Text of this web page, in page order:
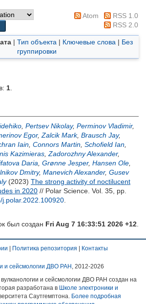
Atom
RSS 1.0
RSS 2.0
| Тип объекта | Ключевые слова | Без
группировки
1
Pertsev Nikolay, Perminov Vladimir,
Egor, Zalcik Mark, Brausch Jay,
Iain Connors Martin Schofield Ian
Kazimieras Zadorozhny Alexander,
Daria Grønne Jesper, Hansen Ole
Dmitry, Manevich Alexander, Gusev
(2023) The strong activity of noctilucent
in 2020 // Polar Science. Vol. 35, pp.
j.polar.2022.100920
был создан Fri Aug 7 16:33:51 2026 +12
Политика репозитория Контакты
и сейсмологии ДВО РАН , 2012-2026
и сейсмологии ДВО РАН создан на
разработана в Школе электроники и
Саутгемптона. Более подробная